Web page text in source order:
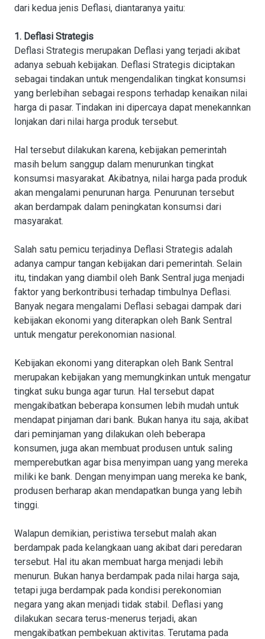
dari kedua jenis Deflasi, diantaranya yaitu:
1. Deflasi Strategis
Deflasi Strategis merupakan Deflasi yang terjadi akibat
adanya sebuah kebijakan. Deflasi Strategis diciptakan
sebagai tindakan untuk mengendalikan tingkat konsumsi
yang berlebihan sebagai respons terhadap kenaikan nilai
harga di pasar. Tindakan ini dipercaya dapat menekannkan
lonjakan dari nilai harga produk tersebut.
Hal tersebut dilakukan karena, kebijakan pemerintah
masih belum sanggup dalam menurunkan tingkat
konsumsi masyarakat. Akibatnya, nilai harga pada produk
akan mengalami penurunan harga. Penurunan tersebut
akan berdampak dalam peningkatan konsumsi dari
masyarakat.
Salah satu pemicu terjadinya Deflasi Strategis adalah
adanya campur tangan kebijakan dari pemerintah. Selain
itu, tindakan yang diambil oleh Bank Sentral juga menjadi
faktor yang berkontribusi terhadap timbulnya Deflasi.
Banyak negara mengalami Deflasi sebagai dampak dari
kebijakan ekonomi yang diterapkan oleh Bank Sentral
untuk mengatur perekonomian nasional.
Kebijakan ekonomi yang diterapkan oleh Bank Sentral
merupakan kebijakan yang memungkinkan untuk mengatur
tingkat suku bunga agar turun. Hal tersebut dapat
mengakibatkan beberapa konsumen lebih mudah untuk
mendapat pinjaman dari bank. Bukan hanya itu saja, akibat
dari peminjaman yang dilakukan oleh beberapa
konsumen, juga akan membuat produsen untuk saling
memperebutkan agar bisa menyimpan uang yang mereka
miliki ke bank. Dengan menyimpan uang mereka ke bank,
produsen berharap akan mendapatkan bunga yang lebih
tinggi.
Walapun demikian, peristiwa tersebut malah akan
berdampak pada kelangkaan uang akibat dari peredaran
tersebut. Hal itu akan membuat harga menjadi lebih
menurun. Bukan hanya berdampak pada nilai harga saja,
tetapi juga berdampak pada kondisi perekonomian
negara yang akan menjadi tidak stabil. Deflasi yang
dilakukan secara terus-menerus terjadi, akan
mengakibatkan pembekuan aktivitas. Terutama pada